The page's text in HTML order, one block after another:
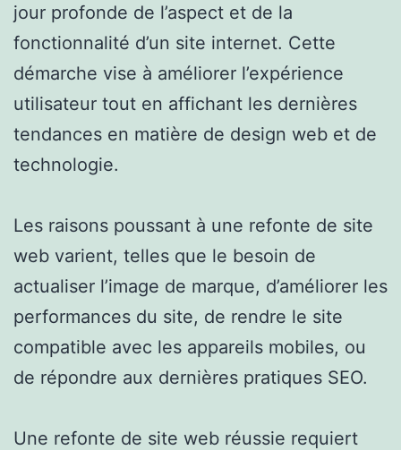
jour profonde de l’aspect et de la
fonctionnalité d’un site internet. Cette
démarche vise à améliorer l’expérience
utilisateur tout en affichant les dernières
tendances en matière de design web et de
technologie.
Les raisons poussant à une refonte de site
web varient, telles que le besoin de
actualiser l’image de marque, d’améliorer les
performances du site, de rendre le site
compatible avec les appareils mobiles, ou
de répondre aux dernières pratiques SEO.
Une refonte de site web réussie requiert